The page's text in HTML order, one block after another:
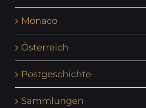
Monaco
Österreich
Postgeschichte
Sammlungen